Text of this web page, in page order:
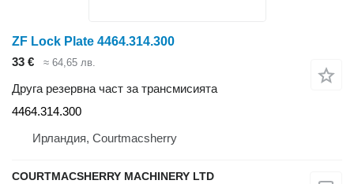
ZF Lock Plate 4464.314.300
33 €
≈ 64,65 лв.
Друга резервна част за трансмисията
4464.314.300
Ирландия, Courtmacsherry
COURTMACSHERRY MACHINERY LTD